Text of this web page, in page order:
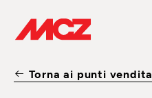
Torna ai punti vendita